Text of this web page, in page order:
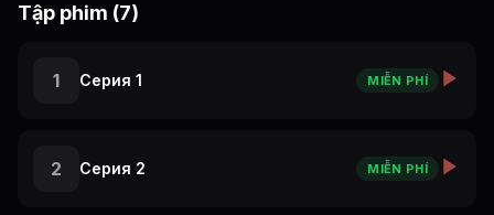
Tập phim (7)
1 Серия 1 MIỄN PHÍ
2 Серия 2 MIỄN PHÍ